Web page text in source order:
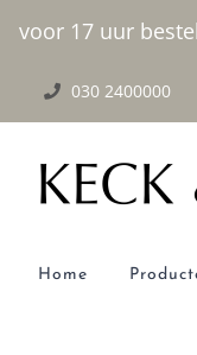
voor 17 uur
Ga naar inhoud
030 2400000
Home